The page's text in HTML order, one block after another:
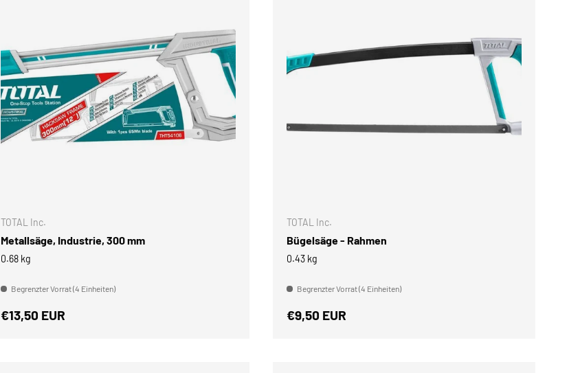
TOTAL Inc.
Metallsäge, Industrie, 300 mm
0.68 kg
Begrenzter Vorrat (4 Einheiten)
Normaler Preis
€13,50 EUR
TOTAL Inc.
Bügelsäge - Rahmen
0.43 kg
Begrenzter Vorrat (4 Einheiten)
Normaler Preis
€9,50 EUR